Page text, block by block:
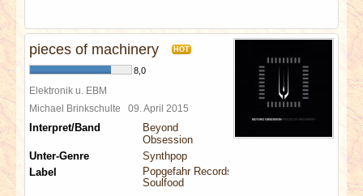
pieces of machinery HOT
8,0
Elektronik u. EBM
Michael Brinkschulte 09. April 2015
Interpret/Band
Beyond
Obsession
Unter-Genre
Synthpop
Label
Popgefahr Records
Soulfood